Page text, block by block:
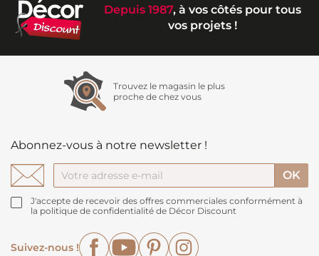
Depuis 1987, à vos côtés pour tous
vos projets !
Trouvez le magasin le plus
proche de chez vous
Abonnez-vous à notre newsletter !
J'accepte de recevoir des offres commerciales conformément à
la politique de confidentialité de Décor Discount
Suivez-nous !
FacebookYouTubePinterest